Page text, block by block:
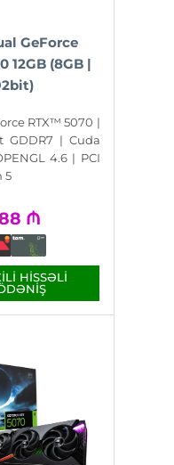
GeForce
12GB (8GB |
RTX™ 5070 |
GDDR7 | Cuda
4.6 | PCI
5
₼
HISSƏLI